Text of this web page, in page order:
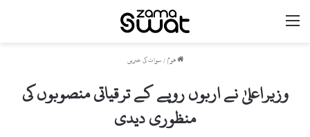
مینو
ھوم / سوات کی خبریں
وزیراعلیٰ نے اربوں روپے کے ترقیاتی منصوبوں کی
منظوری دیدی